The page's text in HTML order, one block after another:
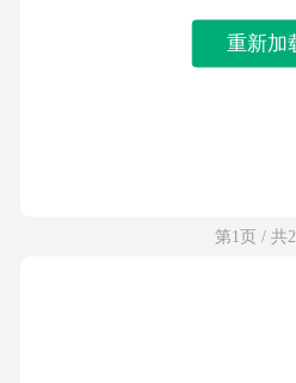
重新加
第1页 / 共